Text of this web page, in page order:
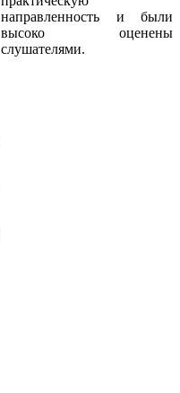
направленность и были
высоко оценены
слушателями.